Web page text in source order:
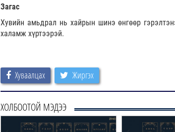
Загас
Хувийн амьдрал нь хайрын шинэ өнгөөр
халамж хүртээрэй.
Хуваалцах Жиргэх
ХОЛБООТОЙ МЭДЭЭ